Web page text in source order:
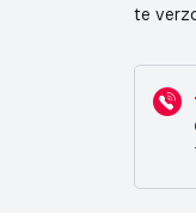
END-
te